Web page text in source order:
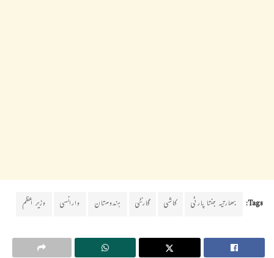
Tags: بھارتیہ جنتا پارٹی کاشی گارنٹی ہندوستان وارانسی وزیر اعظم